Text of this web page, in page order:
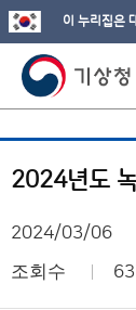
이 누리집은
2024년도
2024/03/06
조회수